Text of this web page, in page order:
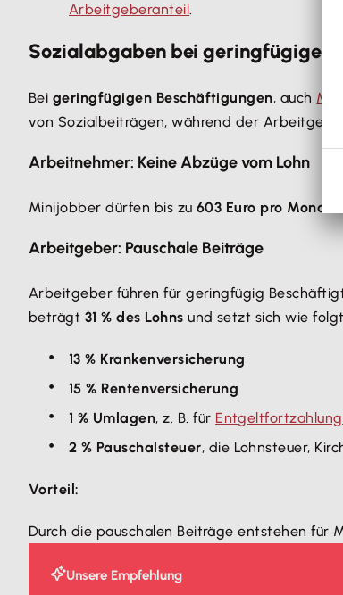
Arbeitgeberanteil.
Sozialabgaben bei geringfügigen
Bei geringfügigen Beschäftigungen, auch
von Sozialbeiträgen, während der
Arbeitnehmer: Keine Abzüge vom Lohn
Minijobber dürfen bis zu 603 Euro pro Monat
Arbeitgeber: Pauschale Beiträge
Arbeitgeber führen für geringfügig
beträgt 31 % des Lohns und setzt sich wie
13 % Krankenversicherung
15 % Rentenversicherung
1 % Umlagen, z. B. für
2 % Pauschalsteuer, die Lohnsteuer,
Vorteil:
Durch die pauschalen Beiträge entstehen
Unsere Empfehlung